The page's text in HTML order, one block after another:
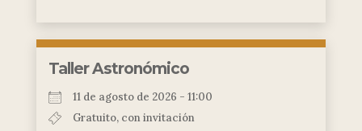
Taller Astronómico
11 de agosto de 2026 - 11:00
Gratuito, con invitación